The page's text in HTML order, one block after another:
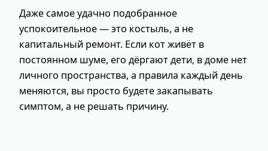
Даже самое удачно подобранное
успокоительное — это костыль, а не
капитальный ремонт. Если кот живёт в
постоянном шуме, его дёргают дети, в доме нет
личного пространства, а правила каждый день
меняются, вы просто будете закапывать
симптом, а не решать причину.